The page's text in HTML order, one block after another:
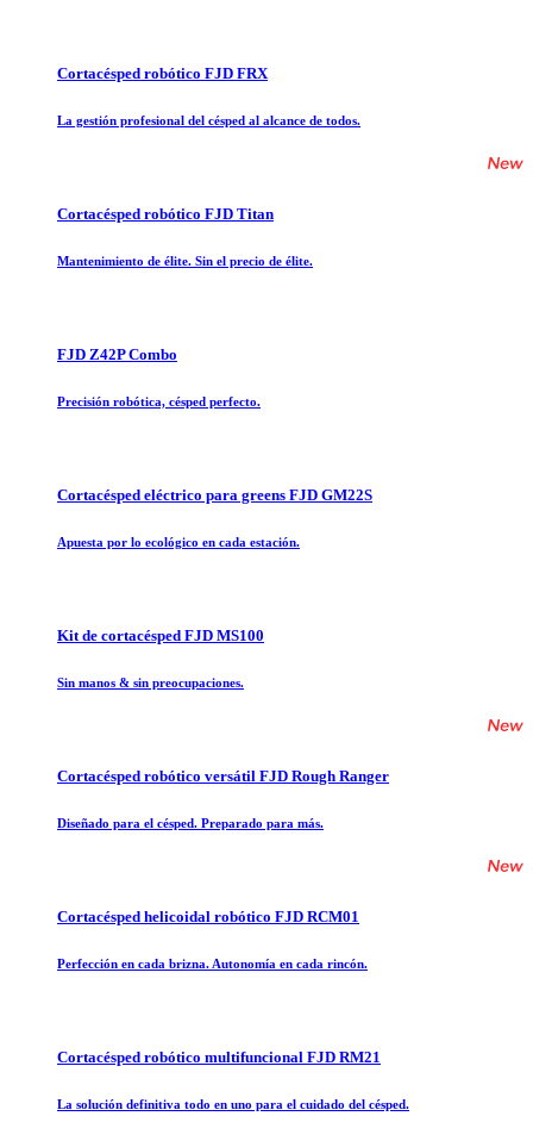
Cortacésped robótico FJD FRX
La gestión profesional del césped al alcance de todos.
Cortacésped robótico FJD Titan
Mantenimiento de élite. Sin el precio de élite.
FJD Z42P Combo
Precisión robótica, césped perfecto.
Cortacésped eléctrico para greens FJD GM22S
Apuesta por lo ecológico en cada estación.
Kit de cortacésped FJD MS100
Sin manos & sin preocupaciones.
Cortacésped robótico versátil FJD Rough Ranger
Diseñado para el césped. Preparado para más.
Cortacésped helicoidal robótico FJD RCM01
Perfección en cada brizna. Autonomía en cada rincón.
Cortacésped robótico multifuncional FJD RM21
La solución definitiva todo en uno para el cuidado del césped.